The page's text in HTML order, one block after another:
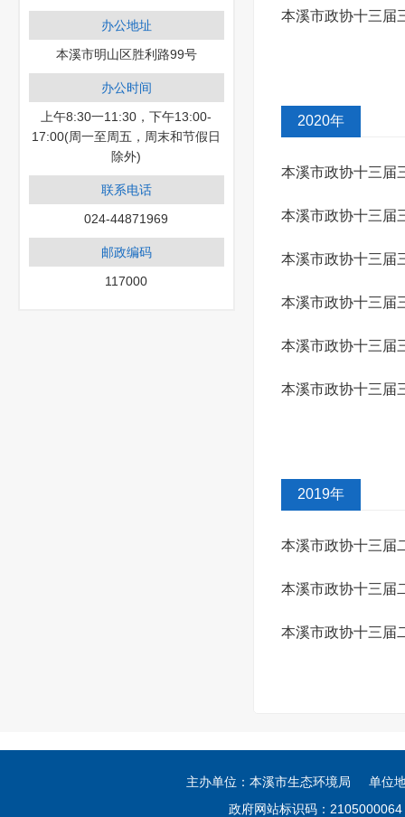
办公地址
本溪市明山区胜利路99号
办公时间
上午8:30一11:30，下午13:00-
17:00(周一至周五，周末和节假日
除外)
联系电话
024-44871969
邮政编码
117000
本溪市政协十三届
2020年
本溪市政协十三届
（3153号）答复
本溪市政协十三届
复
本溪市政协十三届
本溪市政协十三届
（3118号）答复
本溪市政协十三届
本溪市政协十三届
2019年
本溪市政协十三届
本溪市政协十三届
（2020号）答复
本溪市政协十三届
主办单位：本溪市生态环境局 单位
政府网站标识码：